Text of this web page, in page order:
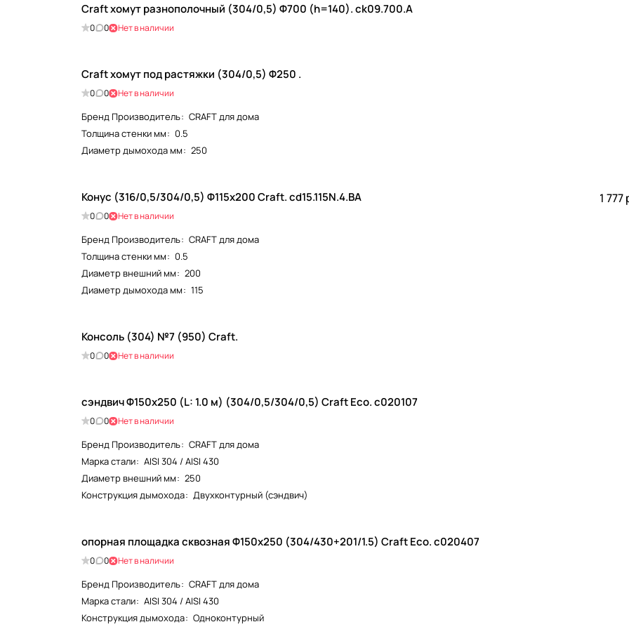
Craft хомут разнополочный (304/0,5) Ф700 (h=140). ck09.700.A
0 0 Нет в наличии
Craft хомут под растяжки (304/0,5) Ф250 .
0 0 Нет в наличии
Бренд Производитель: CRAFT для дома
Толщина стенки мм: 0.5
Диаметр дымохода мм: 250
Конус (316/0,5/304/0,5) Ф115х200 Craft. cd15.115N.4.ВА
0 0 Нет в наличии
1 777
Бренд Производитель: CRAFT для дома
Толщина стенки мм: 0.5
Диаметр внешний мм: 200
Диаметр дымохода мм: 115
Консоль (304) №7 (950) Craft.
0 0 Нет в наличии
сэндвич Ф150х250 (L: 1.0 м) (304/0,5/304/0,5) Craft Eco. c020107
0 0 Нет в наличии
Бренд Производитель: CRAFT для дома
Марка стали: AISI 304 / AISI 430
Диаметр внешний мм: 250
Конструкция дымохода: Двухконтурный (сэндвич)
опорная площадка сквозная Ф150х250 (304/430+201/1.5) Craft Eco. c020407
0 0 Нет в наличии
Бренд Производитель: CRAFT для дома
Марка стали: AISI 304 / AISI 430
Конструкция дымохода: Одноконтурный